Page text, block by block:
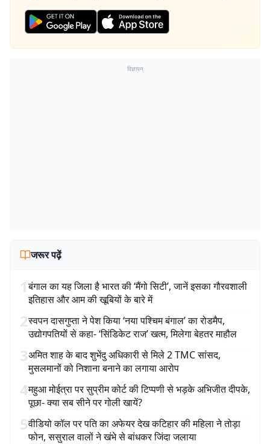
विज्ञापन
जरूर पढ़ें
1बंगाल का यह जिला है भारत की ‘मैंगो सिटी’, जानें इसका गौरवशाली
इतिहास और आम की खूबियों के बारे में
2स्वपन दासगुप्ता ने पेश किया ‘नया पश्चिम बंगाल’ का रोडमैप,
उद्योगपतियों से कहा- ‘सिंडिकेट राज’ खत्म, मिलेगा बेहतर माहौल
3अमित शाह के बाद शुभेंदु अधिकारी से मिले 2 TMC सांसद,
मुसलमानों को निशाना बनाने का लगाया आरोप
4महुआ मोईत्रा पर सुप्रीम कोर्ट की टिप्पणी से भड़के अभिजीत दीपके,
पूछा- क्या सब सीने पर गोली खायें?
5वीडियो कॉल पर पति का अफेयर देख कटिहार की महिला ने तोड़ा
फोन, ससुराल वालों ने खंभे से बांधकर जिंदा जलाया